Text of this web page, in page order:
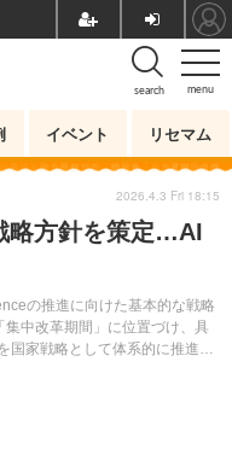
menu
search
イベント リセマム
略方針を策定…AI
の推進に向けた基本的な戦略
中改革期間」に位置づけ、具
国家戦略として体系的に推進す
2026.4.3 Fri 18:15